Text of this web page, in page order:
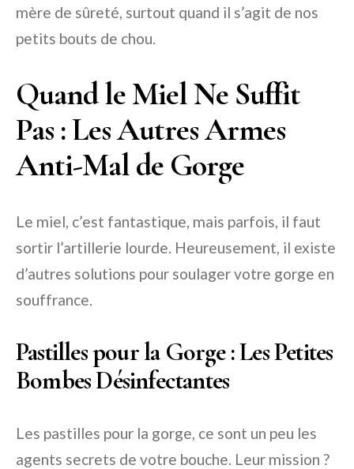
mère de sûreté, surtout quand il s’agit de nos
petits bouts de chou.
Quand le Miel Ne Suffit
Pas : Les Autres Armes
Anti-Mal de Gorge
Le miel, c’est fantastique, mais parfois, il faut
sortir l’artillerie lourde. Heureusement, il existe
d’autres solutions pour soulager votre gorge en
souffrance.
Pastilles pour la Gorge : Les Petites
Bombes Désinfectantes
Les pastilles pour la gorge, ce sont un peu les
agents secrets de votre bouche. Leur mission ?